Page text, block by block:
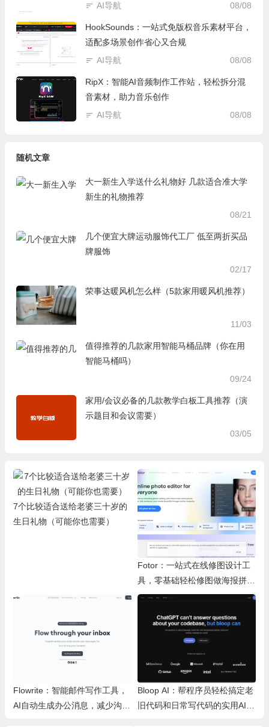
08/08
AI导航
HookSounds：一站式免版权音乐素材平台，
适配多场景创作省心又合规
08/08
AI导航
RipX：智能AI音频制作工作站，轻松拆分混
音素材，助力音乐创作
08/08
AI导航
随机文章
大一新生入学送什么礼物好 几款适合准大学
新生的礼物推荐
08/21
几个便宜大牌运动服饰代工厂 低至两折买品
牌服饰
02/17
荣事达暖风机怎么样（5款家用暖风机推荐）
11/03
值得推荐的几款家用智能马桶品牌（你在用
智能马桶吗）
09/24
家用/会议必备的几款教学白板工具推荐（演
示题目和会议需要）
03/05
7个比较适合送给老婆三十岁的
生日礼物（可能你也需要）
Fotor：一站式在线修图设计工
具，零基础轻松修图做海报拼图
文创内容
Flowrite：智能邮件写作工具，
AI自动生成办公消息，减少沟通
Bloop AI：帮程序员轻松搞定老
旧代码和日常写代码的实用AI小